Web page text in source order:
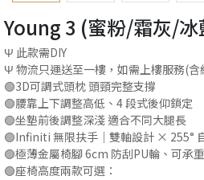
Young 3 (蜜粉/霜灰/
Ψ 此款需DIY
Ψ 物流只運送至一樓，如需上樓服務(
🟢3D可調式頭枕 頭頸完整支撐
🟢腰靠上下調整高低、4 段式後仰鎖定
🟢坐墊前後調整深淺 適合不同大腿長
🟢Infiniti 無限扶手｜雙軸設計 × 255°
🟢極薄金屬椅腳 6cm 防刮PU輪、可承
🟢座椅高度兩款可選：